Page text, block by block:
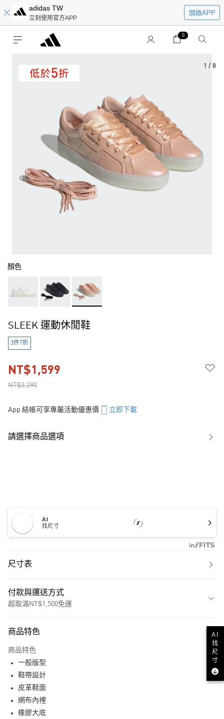
adidas TW
立刻使用官方APP
開啟APP
0
1 / 8
顏色
SLEEK 運動休閒鞋
3件7折
NT$3,290
NT$1,599
App 結帳可享專屬活動優惠價 立即下載
請選擇商品選項
AI
找尺寸
尺寸表
付款與運送方式
超取滿NT$1,500免運
LINE Pay
商品特色
商品特色
一般版型
鞋帶設計
皮革鞋面
網布內裡
橡膠大底
AI
找
尺
寸